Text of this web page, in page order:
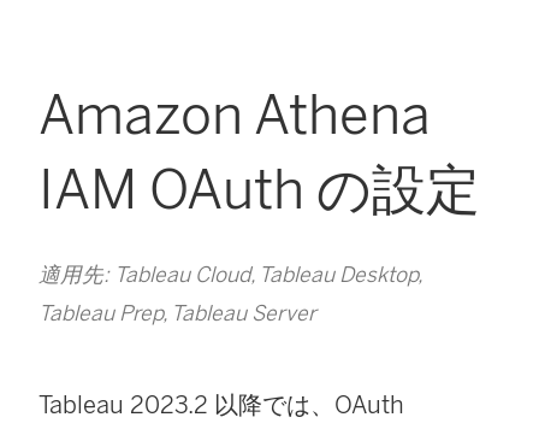
Amazon Athena
IAM OAuth の設定
適用先: Tableau Cloud, Tableau Desktop,
Tableau Prep, Tableau Server
Tableau 2023.2 以降では、OAuth